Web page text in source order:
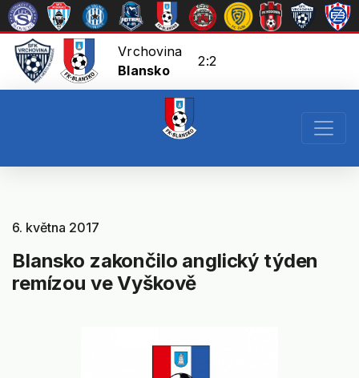
Vrchovina
Blansko
2:2
6. května 2017
Blansko zakončilo anglický týden
remízou ve Vyškově